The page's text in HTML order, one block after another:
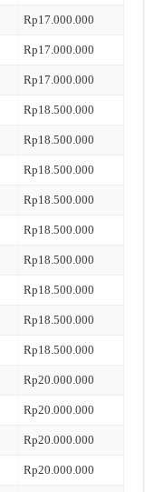
Rp17.000.000
Rp17.000.000
Rp17.000.000
Rp18.500.000
Rp18.500.000
Rp18.500.000
Rp18.500.000
Rp18.500.000
Rp18.500.000
Rp18.500.000
Rp18.500.000
Rp18.500.000
Rp20.000.000
Rp20.000.000
Rp20.000.000
Rp20.000.000